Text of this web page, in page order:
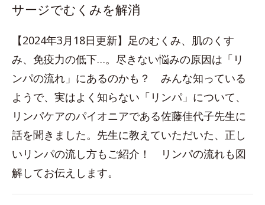
サージでむくみを解消
【2024年3月18日更新】足のむくみ、肌のくす
み、免疫力の低下…。尽きない悩みの原因は「リ
ンパの流れ」にあるのかも？ みんな知っている
ようで、実はよく知らない「リンパ」について、
リンパケアのパイオニアである佐藤佳代子先生に
話を聞きました。先生に教えていただいた、正し
いリンパの流し方もご紹介！ リンパの流れも図
解してお伝えします。